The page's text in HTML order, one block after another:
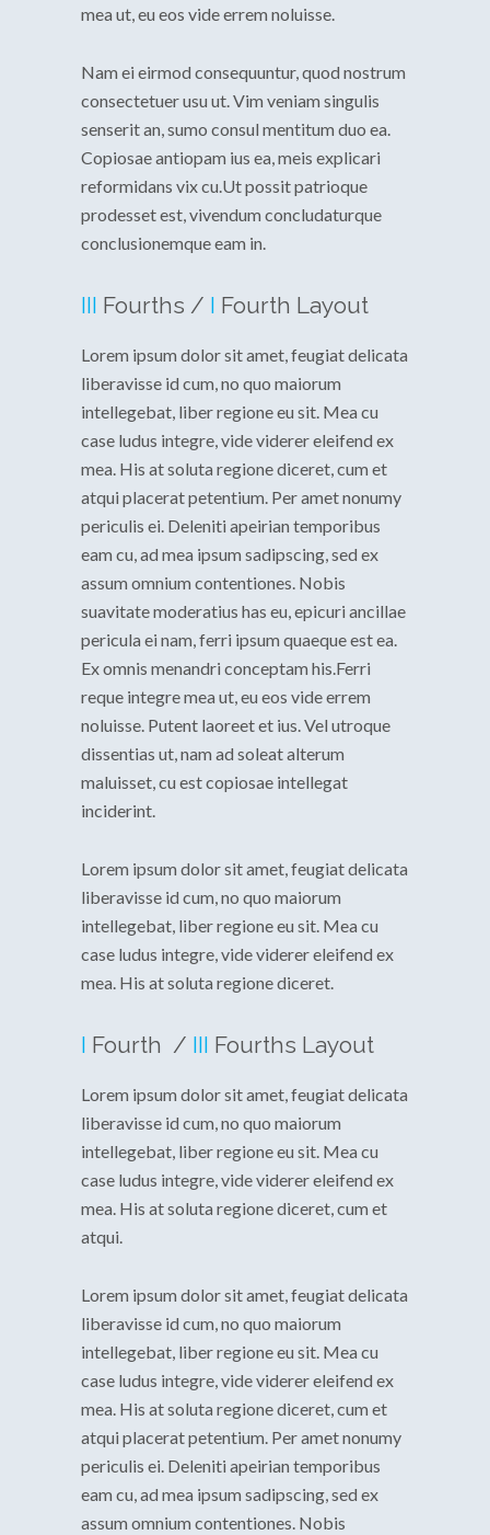
mea ut, eu eos vide errem noluisse.
Nam ei eirmod consequuntur, quod nostrum
consectetuer usu ut. Vim veniam singulis
senserit an, sumo consul mentitum duo ea.
Copiosae antiopam ius ea, meis explicari
reformidans vix cu.Ut possit patrioque
prodesset est, vivendum concludaturque
conclusionemque eam in.
III Fourths / I Fourth Layout
Lorem ipsum dolor sit amet, feugiat delicata
liberavisse id cum, no quo maiorum
intellegebat, liber regione eu sit. Mea cu
case ludus integre, vide viderer eleifend ex
mea. His at soluta regione diceret, cum et
atqui placerat petentium. Per amet nonumy
periculis ei. Deleniti apeirian temporibus
eam cu, ad mea ipsum sadipscing, sed ex
assum omnium contentiones. Nobis
suavitate moderatius has eu, epicuri ancillae
pericula ei nam, ferri ipsum quaeque est ea.
Ex omnis menandri conceptam his.Ferri
reque integre mea ut, eu eos vide errem
noluisse. Putent laoreet et ius. Vel utroque
dissentias ut, nam ad soleat alterum
maluisset, cu est copiosae intellegat
inciderint.
Lorem ipsum dolor sit amet, feugiat delicata
liberavisse id cum, no quo maiorum
intellegebat, liber regione eu sit. Mea cu
case ludus integre, vide viderer eleifend ex
mea. His at soluta regione diceret.
I Fourth / III Fourths Layout
Lorem ipsum dolor sit amet, feugiat delicata
liberavisse id cum, no quo maiorum
intellegebat, liber regione eu sit. Mea cu
case ludus integre, vide viderer eleifend ex
mea. His at soluta regione diceret, cum et
atqui.
Lorem ipsum dolor sit amet, feugiat delicata
liberavisse id cum, no quo maiorum
intellegebat, liber regione eu sit. Mea cu
case ludus integre, vide viderer eleifend ex
mea. His at soluta regione diceret, cum et
atqui placerat petentium. Per amet nonumy
periculis ei. Deleniti apeirian temporibus
eam cu, ad mea ipsum sadipscing, sed ex
assum omnium contentiones. Nobis